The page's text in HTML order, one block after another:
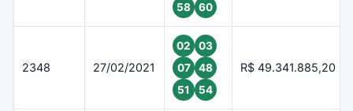
58
60
2348 27/02/2021
02
03
07
48
51
54
R$ 49.341.885,20